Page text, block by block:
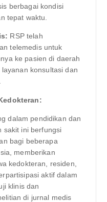
berbagai kondisi
tepat waktu.
RSP telah
telemedis untuk
ke pasien di daerah
konsultasi dan
dalam pendidikan dan
sakit ini berfungsi
bagi beberapa
memberikan
kedokteran, residen,
aktif dalam
klinis dan
di jurnal medis